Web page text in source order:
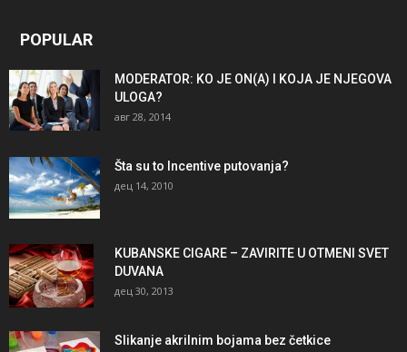
POPULAR
MODERATOR: KO JE ON(A) I KOJA JE NJEGOVA
ULOGA?
авг 28, 2014
Šta su to Incentive putovanja?
дец 14, 2010
KUBANSKE CIGARE – ZAVIRITE U OTMENI SVET
DUVANA
дец 30, 2013
Slikanje akrilnim bojama bez četkice